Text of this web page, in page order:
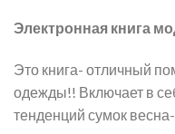
Электронная книга
Это книга- отличный
одежды!! Включает в
тенденций сумок